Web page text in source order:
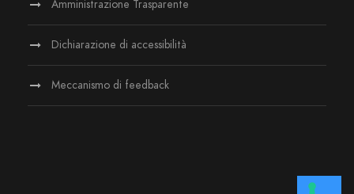
Amministrazione Trasparente
Dichiarazione di accessibilità
Meccanismo di feedback